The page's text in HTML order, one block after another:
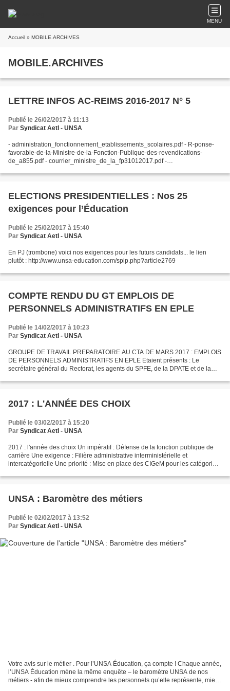
MENU
Accueil » MOBILE.ARCHIVES
MOBILE.ARCHIVES
LETTRE INFOS AC-REIMS 2016-2017 N° 5
Publié le 26/02/2017 à 11:13
Par Syndicat AetI - UNSA
- administration_fonctionnement_etablissements_scolaires.pdf - R-ponse-
favorable-de-la-Ministre-de-la-Fonction-Publique-des-revendications-
de_a855.pdf - courrier_ministre_de_la_fp31012017.pdf -
ELECTIONS PRESIDENTIELLES : Nos 25
exigences pour l’Éducation
Publié le 25/02/2017 à 15:40
Par Syndicat AetI - UNSA
En PJ (trombone) voici nos exigences pour les futurs candidats... le lien
plutôt : http://www.unsa-education.com/spip.php?article2769
COMPTE RENDU DU GT EMPLOIS DE
PERSONNELS ADMINISTRATIFS EN EPLE
Publié le 14/02/2017 à 10:23
Par Syndicat AetI - UNSA
GROUPE DE TRAVAIL PREPARATOIRE AU CTA DE MARS 2017 : EMPLOIS
DE PERSONNELS ADMINISTRATIFS EN EPLE Etaient présents : Le
secrétaire général du Rectorat, les agents du SPFE, de la DPATE et de la
2017 : L'ANNÉE DES CHOIX
Publié le 03/02/2017 à 15:20
Par Syndicat AetI - UNSA
2017 : l'année des choix Un impératif : Défense de la fonction publique de
carrière Une exigence : Filière administrative interministérielle et
intercatégorielle Une priorité : Mise en place des CIGeM pour les catégories
UNSA : Baromètre des métiers
Publié le 02/02/2017 à 13:52
Par Syndicat AetI - UNSA
Votre avis sur le métier . Pour l’UNSA Éducation, ça compte ! Chaque année,
l’UNSA Éducation mène la même enquête – le baromètre UNSA de nos
métiers - afin de mieux comprendre les personnels qu’elle représente, mieux